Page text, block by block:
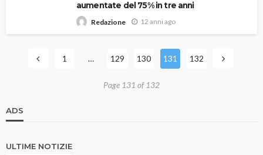
aumentate del 75% in tre anni
Redazione 12 anni ago
1 … 129 130 131 132
Page 131 of 132
ADS
ULTIME NOTIZIE